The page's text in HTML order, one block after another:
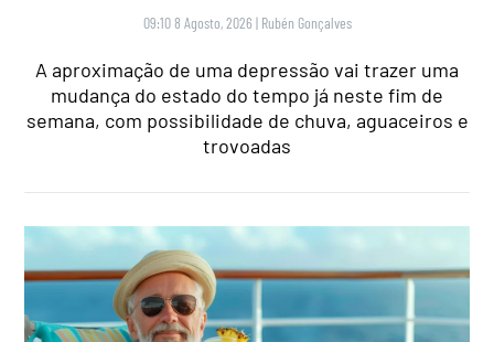
09:10 8 Agosto, 2026 | Rubén Gonçalves
A aproximação de uma depressão vai trazer uma
mudança do estado do tempo já neste fim de
semana, com possibilidade de chuva, aguaceiros e
trovoadas